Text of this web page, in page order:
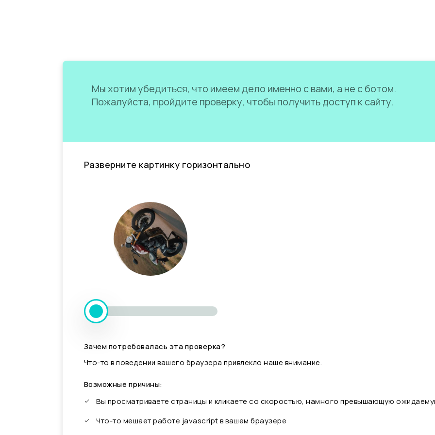
Мы хотим убедиться, что имеем дело именно с вами, а не с ботом.
Пожалуйста, пройдите проверку, чтобы получить доступ к сайту.
Разверните картинку горизонтально
Зачем потребовалась эта проверка?
Что-то в поведении вашего браузера привлекло наше внимание.
Возможные причины:
Вы просматриваете страницы и кликаете со скоростью, намного превышающую
Что-то мешает работе javascript в вашем браузере